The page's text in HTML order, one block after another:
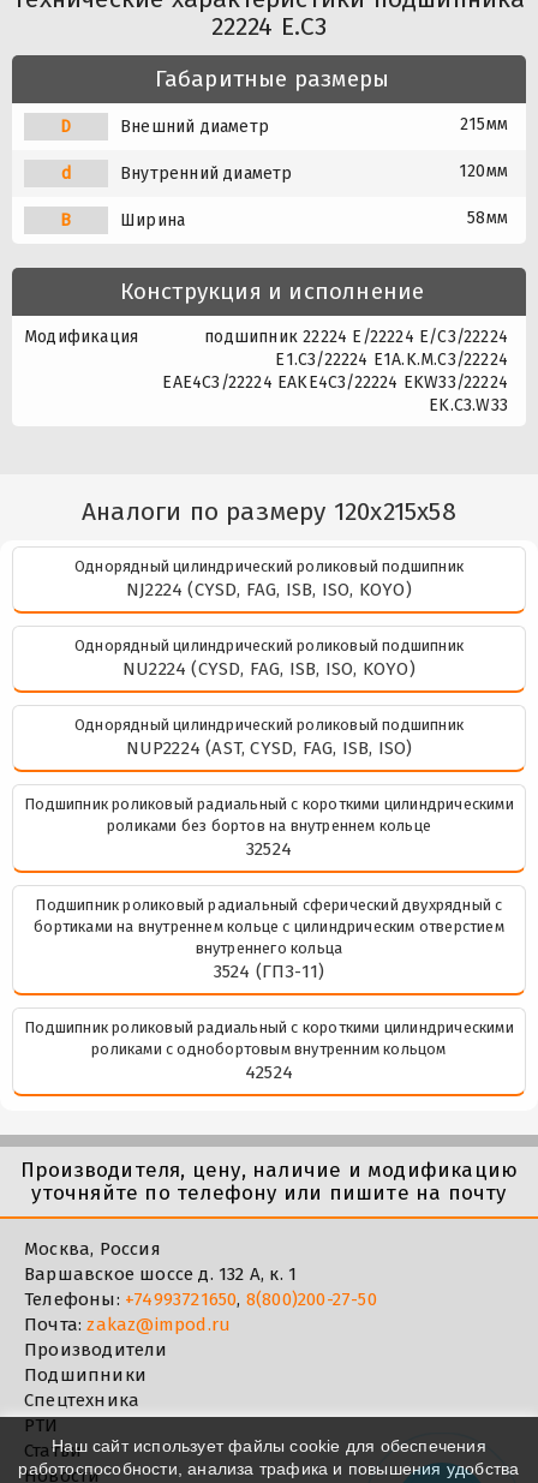
22224 E.C3
Габаритные размеры
D Внешний диаметр 215мм
d Внутренний диаметр 120мм
B Ширина 58мм
Конструкция и исполнение
Модификация
подшипник 22224 E/22224 E/C3/22224
E1.C3/22224 E1A.K.M.C3/22224
EAE4C3/22224 EAKE4C3/22224 EKW33/22224
EK.C3.W33
Аналоги по размеру 120x215x58
Однорядный цилиндрический роликовый подшипник
NJ2224 (CYSD, FAG, ISB, ISO, KOYO)
Однорядный цилиндрический роликовый подшипник
NU2224 (CYSD, FAG, ISB, ISO, KOYO)
Однорядный цилиндрический роликовый подшипник
NUP2224 (AST, CYSD, FAG, ISB, ISO)
Подшипник роликовый радиальный с короткими цилиндрическими
роликами без бортов на внутреннем кольце
32524
Подшипник роликовый радиальный сферический двухрядный с
бортиками на внутреннем кольце с цилиндрическим отверстием
внутреннего кольца
3524 (ГПЗ-11)
Подшипник роликовый радиальный с короткими цилиндрическими
роликами с однобортовым внутренним кольцом
42524
Производителя, цену, наличие и модификацию
уточняйте по телефону или пишите на почту
Москва, Россия
Варшавское шоссе д. 132 А, к. 1
Телефоны: +74993721650, 8(800)200-27-50
Почта:zakaz@impod.ru
Производители
Подшипники
Спецтехника
РТИ
Статьи
Новости
Наш сайт использует файлы cookie для обеспечения
работоспособности, анализа трафика и повышения удобства